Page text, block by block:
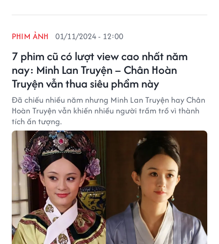
7 phim cũ có lượt view cao nhất năm
nay: Minh Lan Truyện – Chân Hoàn
Truyện vẫn thua siêu phẩm này
PHIM ẢNH 01/11/2024 - 12:00
Đã chiếu nhiều năm nhưng Minh Lan Truyện hay Chân
Hoàn Truyện vẫn khiến nhiều người trầm trồ vì thành
tích ấn tượng.